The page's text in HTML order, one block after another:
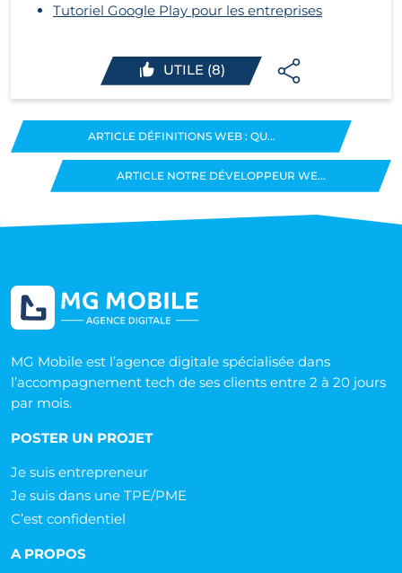
Tutoriel Google Play pour les entreprises
UTILE (8)
ARTICLE DÉFINITIONS WEB : QU...
ARTICLE NOTRE DÉVELOPPEUR WE...
MG Mobile est l’agence digitale spécialisée dans
l’accompagnement tech de ses clients entre 2 à 20 jours
par mois.
POSTER UN PROJET
Je suis entrepreneur
Je suis dans une TPE/PME
C’est confidentiel
A PROPOS